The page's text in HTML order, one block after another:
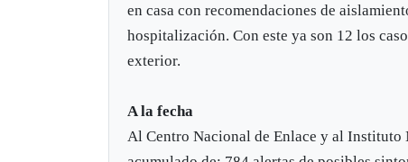
en casa con recomendaciones de
hospitalización. Con este ya son 12 los
exterior.
A la fecha
Al Centro Nacional de Enlace y al Instituto